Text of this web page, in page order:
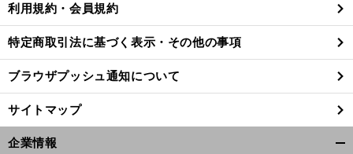
利用規約・会員規約
特定商取引法に基づく表示・その他の事項
ブラウザプッシュ通知について
サイトマップ
企業情報